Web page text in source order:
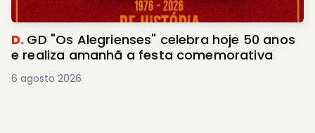
D. GD "Os Alegrienses" celebra hoje 50 anos
e realiza amanhã a festa comemorativa
6 agosto 2026